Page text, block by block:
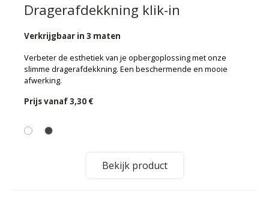
Dragerafdekkning klik-in
Verkrijgbaar in 3 maten
Verbeter de esthetiek van je opbergoplossing met onze
slimme dragerafdekkning. Een beschermende en mooie
afwerking.
Prijs vanaf3,30 €
Bekijk product